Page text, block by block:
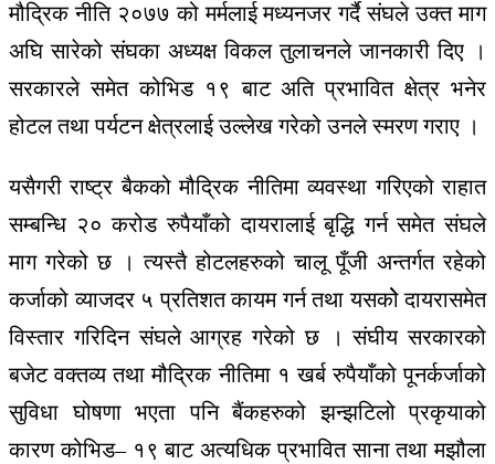
मौद्रिक नीति २०७७ को मर्मलाई मध्यनजर गर्दै संघले उक्त माग
अघि सारेको संघका अध्यक्ष विकल तुलाचनले जानकारी दिए ।
सरकारले समेत कोभिड १९ बाट अति प्रभावित क्षेत्र भनेर
होटल तथा पर्यटन क्षेत्रलाई उल्लेख गरेको उनले स्मरण गराए ।
यसैगरी राष्ट्र बैकको मौद्रिक नीतिमा व्यवस्था गरिएको राहात
सम्बन्धि २० करोड रुपैयाँको दायरालाई बृद्धि गर्न समेत संघले
माग गरेको छ । त्यस्तै होटलहरुको चालू पूँजी अन्तर्गत रहेको
कर्जाको व्याजदर ५ प्रतिशत कायम गर्न तथा यसकोे दायरासमेत
विस्तार गरिदिन संघले आग्रह गरेको छ । संघीय सरकारको
बजेट वक्तव्य तथा मौद्रिक नीतिमा १ खर्ब रुपैयाँको पूनर्कर्जाको
सुविधा घोषणा भएता पनि बैंकहरुको झन्झटिलो प्रकृयाको
कारण कोभिड– १९ बाट अत्यधिक प्रभावित साना तथा मझौला